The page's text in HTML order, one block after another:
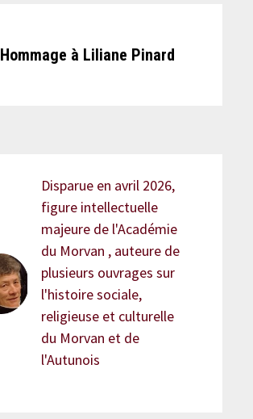
Hommage à Liliane Pinard
Disparue en avril 2026,
figure intellectuelle
majeure de l'Académie
du Morvan , auteure de
plusieurs ouvrages sur
l'histoire sociale,
religieuse et culturelle
du Morvan et de
l'Autunois